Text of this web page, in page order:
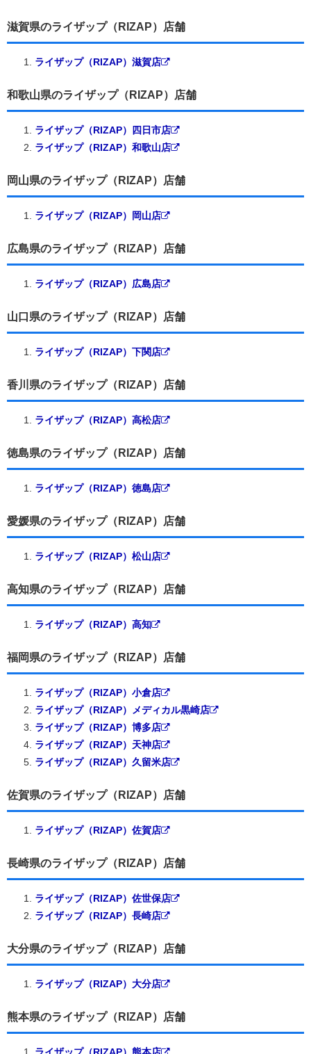
滋賀県のライザップ（RIZAP）店舗
ライザップ（RIZAP）滋賀店
和歌山県のライザップ（RIZAP）店舗
ライザップ（RIZAP）四日市店
ライザップ（RIZAP）和歌山店
岡山県のライザップ（RIZAP）店舗
ライザップ（RIZAP）岡山店
広島県のライザップ（RIZAP）店舗
ライザップ（RIZAP）広島店
山口県のライザップ（RIZAP）店舗
ライザップ（RIZAP）下関店
香川県のライザップ（RIZAP）店舗
ライザップ（RIZAP）高松店
徳島県のライザップ（RIZAP）店舗
ライザップ（RIZAP）徳島店
愛媛県のライザップ（RIZAP）店舗
ライザップ（RIZAP）松山店
高知県のライザップ（RIZAP）店舗
ライザップ（RIZAP）高知
福岡県のライザップ（RIZAP）店舗
ライザップ（RIZAP）小倉店
ライザップ（RIZAP）メディカル黒崎店
ライザップ（RIZAP）博多店
ライザップ（RIZAP）天神店
ライザップ（RIZAP）久留米店
佐賀県のライザップ（RIZAP）店舗
ライザップ（RIZAP）佐賀店
長崎県のライザップ（RIZAP）店舗
ライザップ（RIZAP）佐世保店
ライザップ（RIZAP）長崎店
大分県のライザップ（RIZAP）店舗
ライザップ（RIZAP）大分店
熊本県のライザップ（RIZAP）店舗